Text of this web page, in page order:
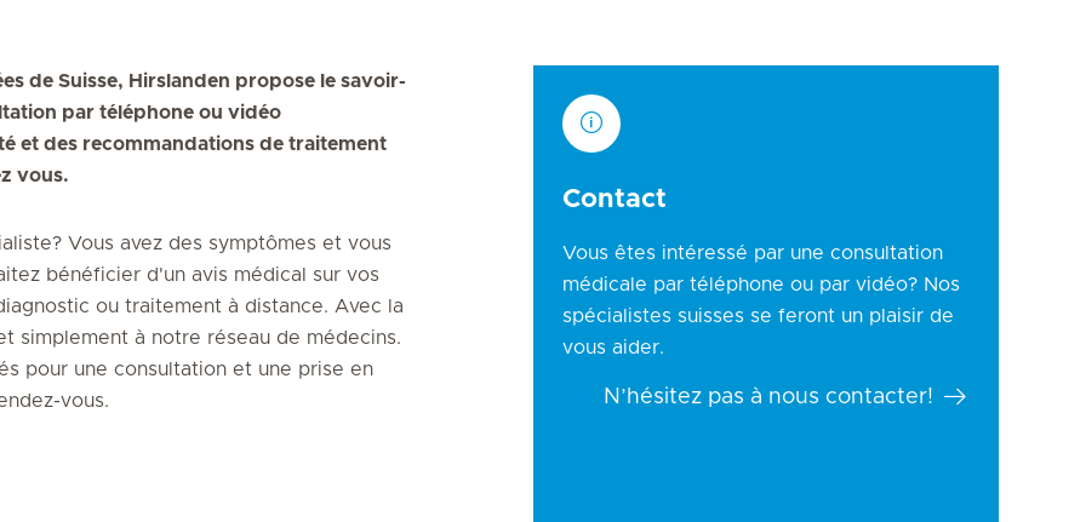
de Suisse, Hirslanden propose le savoir-
par téléphone ou vidéo
et des recommandations de traitement
vous.
Vous avez des symptômes et vous
bénéficier d'un avis médical sur vos
ou traitement à distance. Avec la
simplement à notre réseau de médecins.
pour une consultation et une prise en
vous.
Contact
Vous êtes intéressé par une consultation
médicale par téléphone ou par vidéo? Nos
spécialistes suisses se feront un plaisir de
vous aider.
N’hésitez pas à nous contacter!